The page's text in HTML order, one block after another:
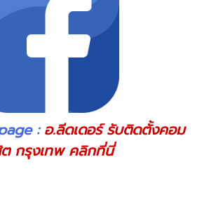
: อ.ลีดเดอร์ รับติดตั้งคอม
กรุงเทพคลิกที่นี่